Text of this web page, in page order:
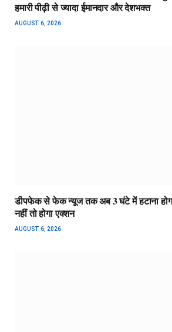
हमारी पीढ़ी से ज्यादा ईमानदार और देशभक्त
AUGUST 6, 2026
डीपफेक से फेक न्यूज तक अब 3 घंटे में हटाना
नहीं तो होगा एक्शन
AUGUST 6, 2026